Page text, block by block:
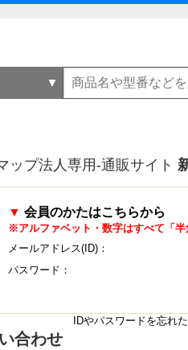
ップ法人専用-通販サイト
▼ 会員のかたはこちらから
※アルファベット・数字はすべて「半
メールアドレス(ID)：
パスワード：
IDやパスワードを忘れた
合わせ